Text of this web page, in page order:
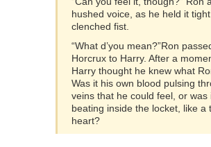
hushed voice, as he held it
clenched fist.
“What d’you mean?”Ron
Horcrux to Harry. After a
Harry thought he knew what
Was it his own blood pulsing
veins that he could feel, or was
beating inside the locket, like a
heart?